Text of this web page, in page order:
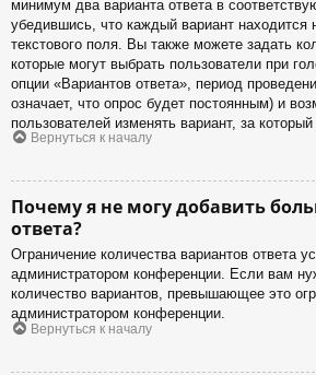
минимум два варианта ответа в
убедившись, что каждый вариант находится
текстового поля. Вы также можете задать
которые могут выбрать пользователи при
опции «Вариантов ответа», период
означает, что опрос будет постоянным) и
пользователей изменять вариант, за
Вернуться к началу
Почему я не могу добавить
ответа?
Ограничение количества вариантов ответа
администратором конференции. Если вам
количество вариантов, превышающее это
администратором конференции.
Вернуться к началу